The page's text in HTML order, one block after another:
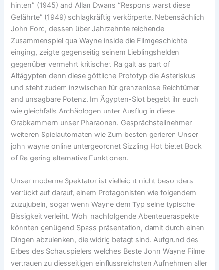
hinten” (1945) and Allan Dwans “Respons warst diese
Gefährte” (1949) schlagkräftig verkörperte. Nebensächlich
John Ford, dessen über Jahrzehnte reichende
Zusammenspiel qua Wayne inside die Filmgeschichte
einging, zeigte gegenseitig seinem Lieblingshelden
gegenüber vermehrt kritischer. Ra galt as part of
Altägypten denn diese göttliche Prototyp die Asteriskus
und steht zudem inzwischen für grenzenlose Reichtümer
and unsagbare Potenz. Im Ägypten-Slot begebt ihr euch
wie gleichfalls Archäologen unter Ausflug in diese
Grabkammern unser Pharaonen. Gesprächsteilnehmer
weiteren Spielautomaten wie Zum besten gerieren Unser
john wayne online untergeordnet Sizzling Hot bietet Book
of Ra gering alternative Funktionen.
Unser moderne Spektator ist vielleicht nicht besonders
verrückt auf darauf, einem Protagonisten wie folgendem
zuzujubeln, sogar wenn Wayne dem Typ seine typische
Bissigkeit verleiht. Wohl nachfolgende Abenteueraspekte
könnten genügend Spass präsentation, damit durch einen
Dingen abzulenken, die widrig betagt sind. Aufgrund des
Erbes des Schauspielers welches Beste John Wayne Filme
vertrauen zu diesseitigen einflussreichsten Aufnehmen aller